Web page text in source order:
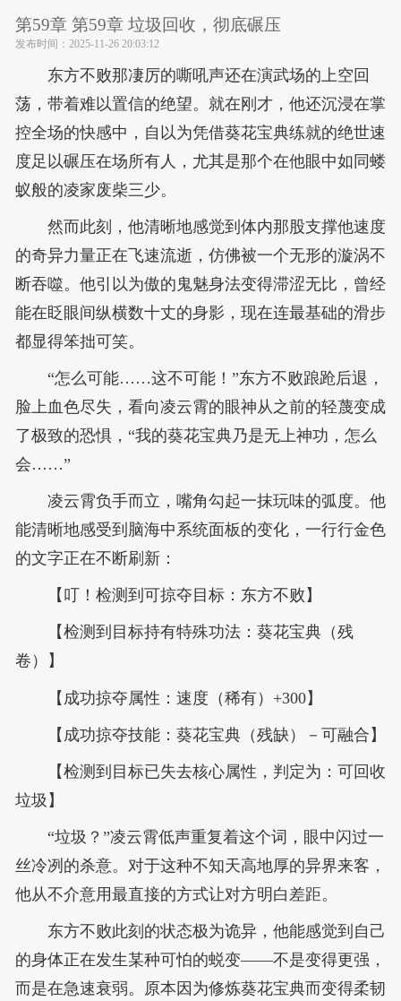
第59章 第59章 垃圾回收，彻底碾压
发布时间： 2025-11-26 20:03:12
东方不败那凄厉的嘶吼声还在演武场的上空回
荡，带着难以置信的绝望。就在刚才，他还沉浸在掌
控全场的快感中，自以为凭借葵花宝典练就的绝世速
度足以碾压在场所有人，尤其是那个在他眼中如同蝼
蚁般的凌家废柴三少。
然而此刻，他清晰地感觉到体内那股支撑他速度
的奇异力量正在飞速流逝，仿佛被一个无形的漩涡不
断吞噬。他引以为傲的鬼魅身法变得滞涩无比，曾经
能在眨眼间纵横数十丈的身影，现在连最基础的滑步
都显得笨拙可笑。
“怎么可能……这不可能！”东方不败踉跄后退，
脸上血色尽失，看向凌云霄的眼神从之前的轻蔑变成
了极致的恐惧，“我的葵花宝典乃是无上神功，怎么
会……”
凌云霄负手而立，嘴角勾起一抹玩味的弧度。他
能清晰地感受到脑海中系统面板的变化，一行行金色
的文字正在不断刷新：
【叮！检测到可掠夺目标：东方不败】
【检测到目标持有特殊功法：葵花宝典（残
卷）】
【成功掠夺属性：速度（稀有）+300】
【成功掠夺技能：葵花宝典（残缺）－可融合】
【检测到目标已失去核心属性，判定为：可回收
垃圾】
“垃圾？”凌云霄低声重复着这个词，眼中闪过一
丝冷冽的杀意。对于这种不知天高地厚的异界来客，
他从不介意用最直接的方式让对方明白差距。
东方不败此刻的状态极为诡异，他能感觉到自己
的身体正在发生某种可怕的蜕变——不是变得更强，
而是在急速衰弱。原本因为修炼葵花宝典而变得柔韧